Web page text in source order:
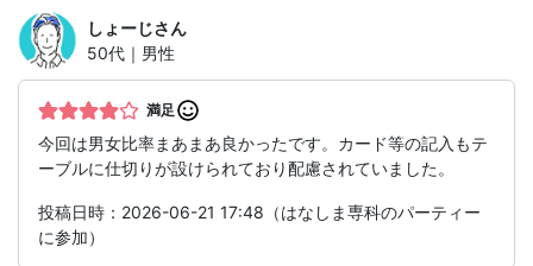
しょーじさん
50代｜男性
満足
今回は男女比率まあまあ良かったです。カード等の記入もテ
ーブルに仕切りが設けられており配慮されていました。
投稿日時：2026-06-21 17:48（はなしま専科のパーティー
に参加）